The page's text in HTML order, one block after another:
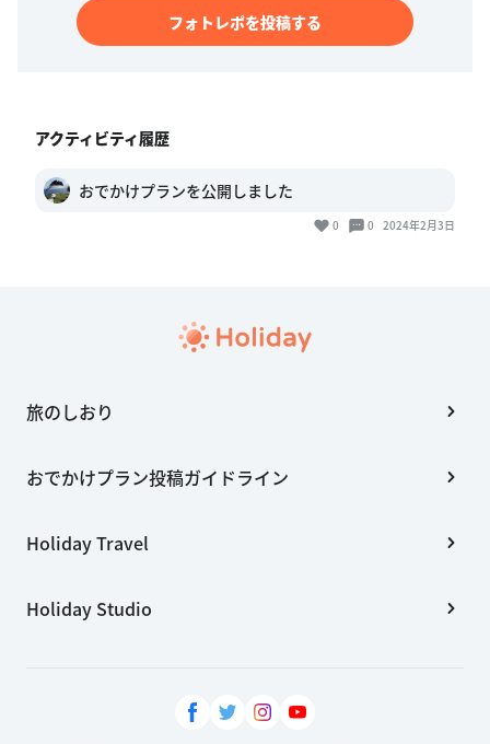
フォトレポを投稿する
アクティビティ履歴
おでかけプランを公開しました
0 0 2024年2月3日
旅のしおり
おでかけプラン投稿ガイドライン
Holiday Travel
Holiday Studio